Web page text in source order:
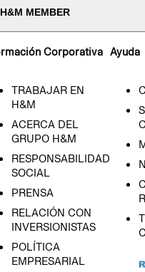
MEMBER
Corporativa
TRABAJAR EN
H&M
ACERCA DEL
GRUPO H&M
RESPONSABILIDAD
SOCIAL
PRENSA
RELACIÓN CON
INVERSIONISTAS
POLÍTICA
EMPRESARIAL
Ayuda